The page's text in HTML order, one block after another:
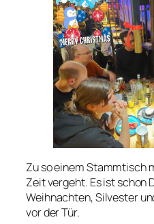
Zu so einem Stammtisch
Zeit vergeht. Es ist schon
Weihnachten, Silvester
vor der Tür.